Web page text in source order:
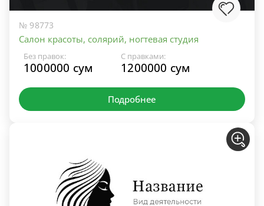
№ 98773
Салон красоты, солярий, ногтевая студия
Без правок:
1000000 сум
С правками:
1200000 сум
Подробнее